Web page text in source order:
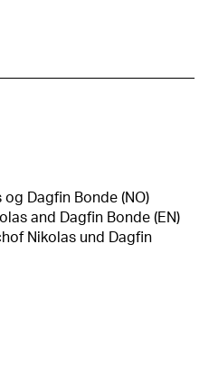
og Dagfin Bonde (NO)
and Dagfin Bonde (EN)
Nikolas und Dagfin